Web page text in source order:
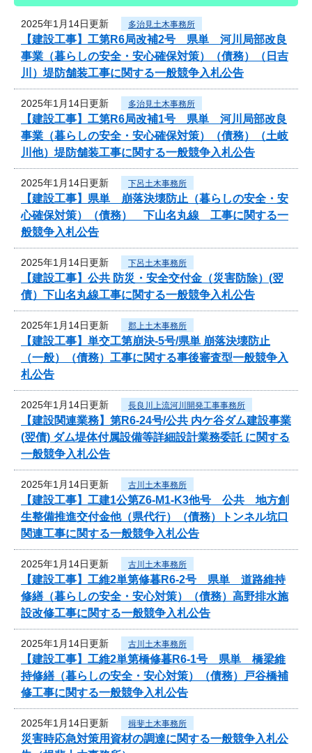
2025年1月14日更新 多治見土木事務所
【建設工事】工第R6局改補2号 県単 河川局部改良
事業（暮らしの安全・安心確保対策）（債務）（日吉
川）堤防舗装工事に関する一般競争入札公告
2025年1月14日更新 多治見土木事務所
【建設工事】工第R6局改補1号 県単 河川局部改良
事業（暮らしの安全・安心確保対策）（債務）（土岐
川他）堤防舗装工事に関する一般競争入札公告
2025年1月14日更新 下呂土木事務所
【建設工事】県単 崩落決壊防止（暮らしの安全・安
心確保対策）（債務） 下山名丸線 工事に関する一
般競争入札公告
2025年1月14日更新 下呂土木事務所
【建設工事】公共 防災・安全交付金（災害防除）(翌
債）下山名丸線工事に関する一般競争入札公告
2025年1月14日更新 郡上土木事務所
【建設工事】単交工第崩決-5号/県単 崩落決壊防止
（一般）（債務）工事に関する事後審査型一般競争入
札公告
2025年1月14日更新 長良川上流河川開発工事事務所
【建設関連業務】第R6-24号/公共 内ケ谷ダム建設事業
(翌債) ダム堤体付属設備等詳細設計業務委託 に関する
一般競争入札公告
2025年1月14日更新 古川土木事務所
【建設工事】工建1公第Z6-M1-K3他号 公共 地方創
生整備推進交付金他（県代行）（債務）トンネル坑口
関連工事に関する一般競争入札公告
2025年1月14日更新 古川土木事務所
【建設工事】工維2単第修暮R6-2号 県単 道路維持
修繕（暮らしの安全・安心対策）（債務）高野排水施
設改修工事に関する一般競争入札公告
2025年1月14日更新 古川土木事務所
【建設工事】工維2単第橋修暮R6-1号 県単 橋梁維
持修繕（暮らしの安全・安心対策）（債務）戸谷橋補
修工事に関する一般競争入札公告
2025年1月14日更新 揖斐土木事務所
災害時応急対策用資材の調達に関する一般競争入札公